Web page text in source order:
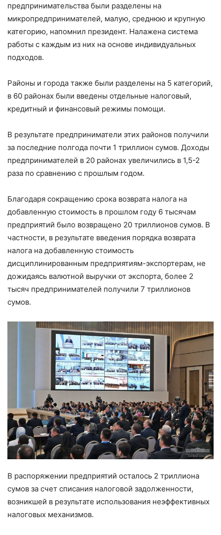
предпринимательства были разделены на
микропредпринимателей, малую, среднюю и крупную
категорию, напомнил президент. Налажена система
работы с каждым из них на основе индивидуальных
подходов.
Районы и города также были разделены на 5 категорий,
в 60 районах были введены отдельные налоговый,
кредитный и финансовый режимы помощи.
В результате предприниматели этих районов получили
за последние полгода почти 1 триллион сумов. Доходы
предпринимателей в 20 районах увеличились в 1,5-2
раза по сравнению с прошлым годом.
Благодаря сокращению срока возврата налога на
добавленную стоимость в прошлом году 6 тысячам
предприятий было возвращено 20 триллионов сумов. В
частности, в результате введения порядка возврата
налога на добавленную стоимость
дисциплинированным предприятиям-экспортерам, не
дожидаясь валютной выручки от экспорта, более 2
тысяч предпринимателей получили 7 триллионов
сумов.
В распоряжении предприятий осталось 2 триллиона
сумов за счет списания налоговой задолженности,
возникшей в результате использования неэффективных
налоговых механизмов.